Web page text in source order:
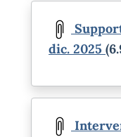
dic. 2025